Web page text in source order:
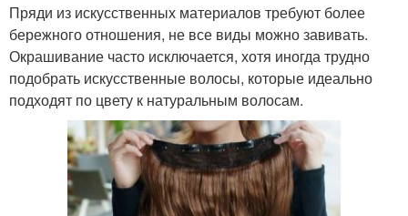
Пряди из искусственных материалов требуют более
бережного отношения, не все виды можно завивать.
Окрашивание часто исключается, хотя иногда трудно
подобрать искусственные волосы, которые идеально
подходят по цвету к натуральным волосам.